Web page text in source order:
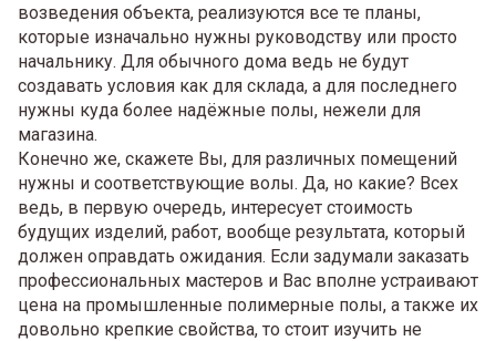
возведения объекта, реализуются все те планы,
которые изначально нужны руководству или просто
начальнику. Для обычного дома ведь не будут
создавать условия как для склада, а для последнего
нужны куда более надёжные полы, нежели для
магазина.
Конечно же, скажете Вы, для различных помещений
нужны и соответствующие волы. Да, но какие? Всех
ведь, в первую очередь, интересует стоимость
будущих изделий, работ, вообще результата, который
должен оправдать ожидания. Если задумали заказать
профессиональных мастеров и Вас вполне устраивают
цена на промышленные полимерные полы, а также их
довольно крепкие свойства, то стоит изучить не